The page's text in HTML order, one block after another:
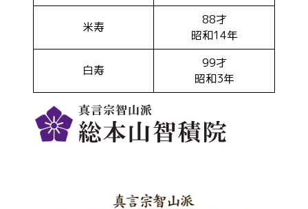
米寿
88才
昭和14年
白寿
99才
昭和3年